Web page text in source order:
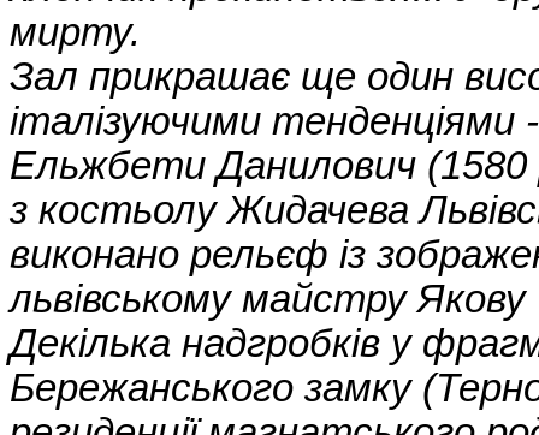
мирту.
Зал прикрашає ще один
італізуючими тенденціями
Ельжбети Данилович (1580
з костьолу Жидачева
виконано рельєф із
львівському майстру
Декілька надгробків у
Бережанського замку